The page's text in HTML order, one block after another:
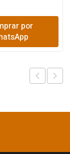
por